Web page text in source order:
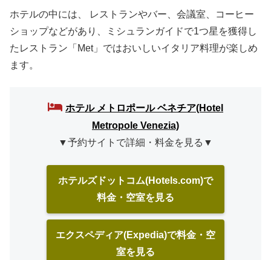
ホテルの中には、 レストランやバー、会議室、コーヒー
ショップなどがあり、ミシュランガイドで1つ星を獲得し
たレストラン「Met」ではおいしいイタリア料理が楽しめ
ます。
ホテル メトロポール ベネチア(Hotel
Metropole Venezia)
▼予約サイトで詳細・料金を見る▼
ホテルズドットコム(Hotels.com)で
料金・空室を見る
エクスペディア(Expedia)で料金・空
室を見る